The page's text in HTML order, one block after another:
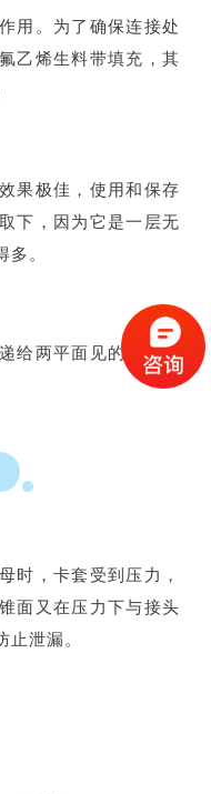
用。为了确保连接处
乙烯生料带填充，其
果极佳，使用和保存
下，因为它是一层无
。
给两平面见的垫圈，
时，卡套受到压力，
面又在压力下与接头
泄漏。